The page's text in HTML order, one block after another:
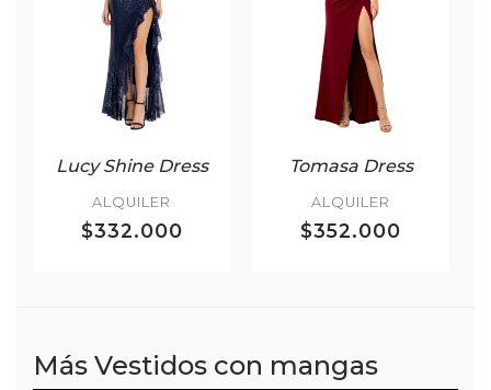
Lucy Shine Dress
ALQUILER
$332.000
Tomasa Dress
ALQUILER
$352.000
Más Vestidos con mangas